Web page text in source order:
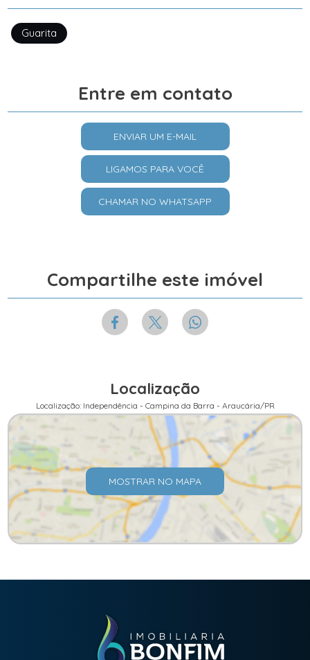
Guarita
Entre em contato
ENVIAR UM E-MAIL
LIGAMOS PARA VOCÊ
CHAMAR NO WHATSAPP
Compartilhe este imóvel
Localização
Localização: Independência - Campina da Barra - Araucária/PR
MOSTRAR NO MAPA